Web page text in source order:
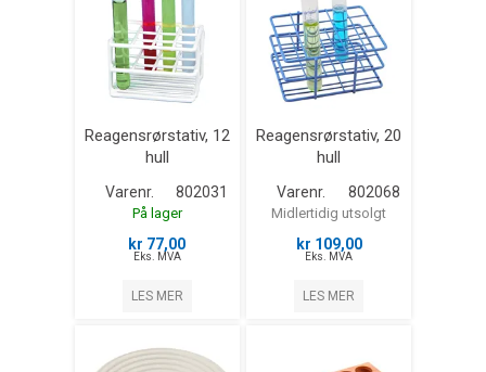
Reagensrørstativ, 12
hull
Varenr. 802031
På lager
kr 77,00
Eks. MVA
LES MER
Reagensrørstativ, 20
hull
Varenr. 802068
Midlertidig utsolgt
kr 109,00
Eks. MVA
LES MER